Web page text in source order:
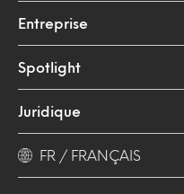
Entreprise
Spotlight
Juridique
FR / FRANÇAIS